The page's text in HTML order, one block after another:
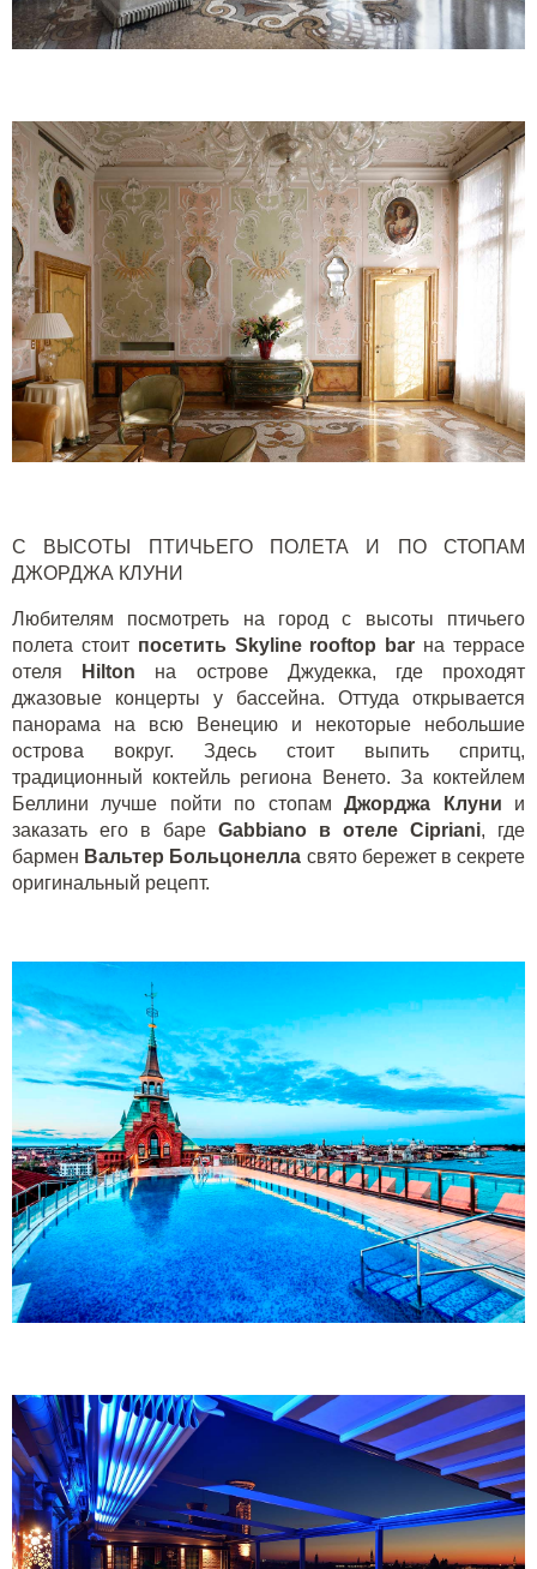
С ВЫСОТЫ ПТИЧЬЕГО ПОЛЕТА И ПО СТОПАМ
ДЖОРДЖА КЛУНИ
Любителям посмотреть на город с высоты птичьего
полета стоит посетить Skyline rooftop bar на террасе
отеля
Hilton на острове Джудекка, где проходят
джазовые концерты у бассейна. Оттуда открывается
панорама на всю Венецию и некоторые небольшие
острова вокруг. Здесь стоит выпить спритц,
традиционный коктейль региона Венето. За коктейлем
Беллини лучше пойти по стопамДжорджа Клуни и
заказать его в баре Gabbiano в отеле Cipriani, где
бармен Вальтер Больцонелла свято бережет в секрете
оригинальный рецепт.